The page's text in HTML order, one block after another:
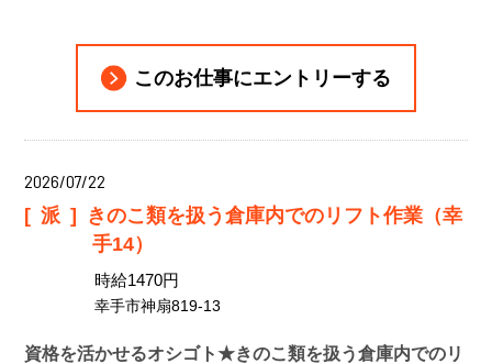
このお仕事にエントリーする
2026/07/22
[派] きのこ類を扱う倉庫内でのリフト作業（幸
手14）
時給1470円
幸手市神扇819-13
資格を活かせるオシゴト★きのこ類を扱う倉庫内でのリ